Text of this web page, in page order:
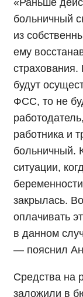
«Раньше
больничный
из
ему
будут
ФСС, то не
работника и
больничный.
ситуации,
закрылась.
оплачивать
в данном
— пояснил
Средства на
заложили в